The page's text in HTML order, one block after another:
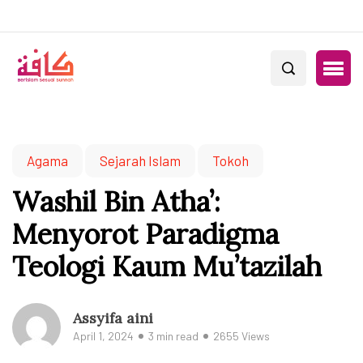
Agama Sejarah Islam Tokoh
Washil Bin Atha’:
Menyorot Paradigma
Teologi Kaum Mu’tazilah
Assyifa aini
April 1, 2024 3 min read 2655 Views